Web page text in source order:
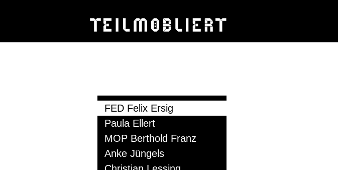
FED Felix Ersig
Paula Ellert
MOP Berthold Franz
Anke Jüngels